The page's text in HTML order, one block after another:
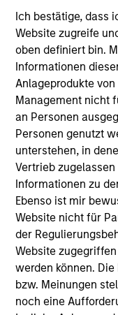
Ich bestätige, dass
Website zugreife
oben definiert bin.
Informationen
Anlageprodukte
Management nicht
an Personen
Personen genutzt
unterstehen, in
Vertrieb
Informationen zu
Ebenso ist mir
Website nicht für
der
Website
werden können.
bzw. Meinungen
noch eine
Investment Team
Morgan Stanley
As of December 12,
informational and
guarantee that the
positive
well in the future (for
service marks above
owners. The
authorized,